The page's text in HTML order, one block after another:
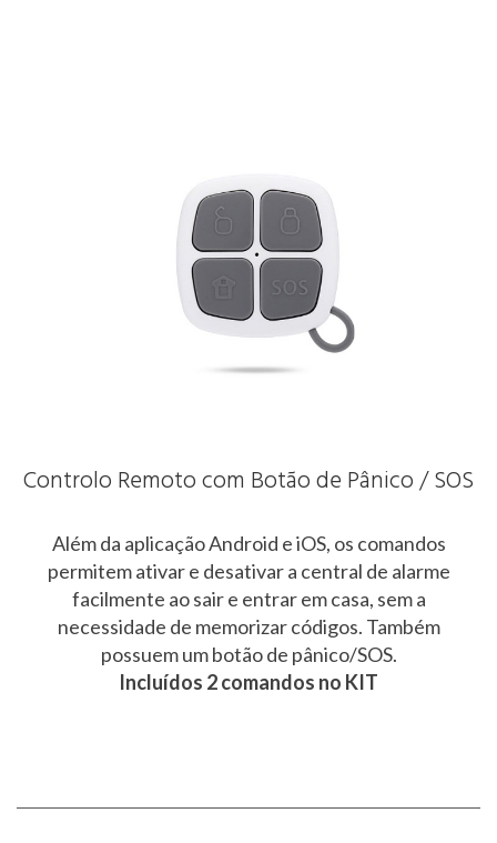
Controlo Remoto com Botão de Pânico / SOS
Além da aplicação Android e iOS, os comandos
permitem ativar e desativar a central de alarme
facilmente ao sair e entrar em casa, sem a
necessidade de memorizar códigos. Também
possuem um botão de pânico/SOS.
Incluídos 2 comandos no KIT